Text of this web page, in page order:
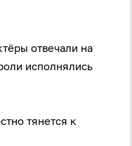
отвечали на
исполнялись
тянется к